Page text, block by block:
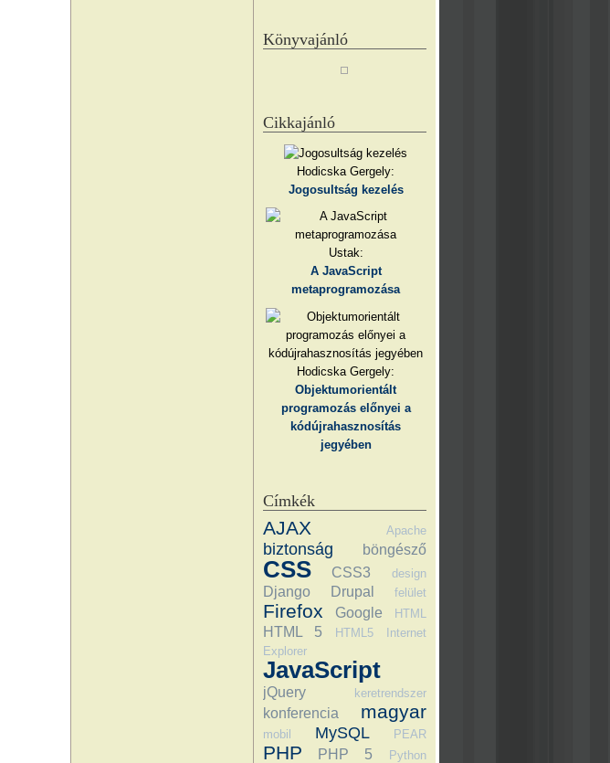
Könyvajánló
Cikkajánló
Hodicska Gergely:
Jogosultság kezelés
Ustak:
A JavaScript
metaprogramozása
Hodicska Gergely:
Objektumorientált
programozás előnyei a
kódújrahasznosítás
jegyében
Címkék
AJAX Apache
biztonság böngésző
CSS CSS3 design
Django Drupal felület
Firefox Google HTML
HTML 5 HTML5
Internet
Explorer
JavaScript
jQuery keretrendszer
konferencia magyar
mobil MySQL PEAR
PHP PHP 5 Python